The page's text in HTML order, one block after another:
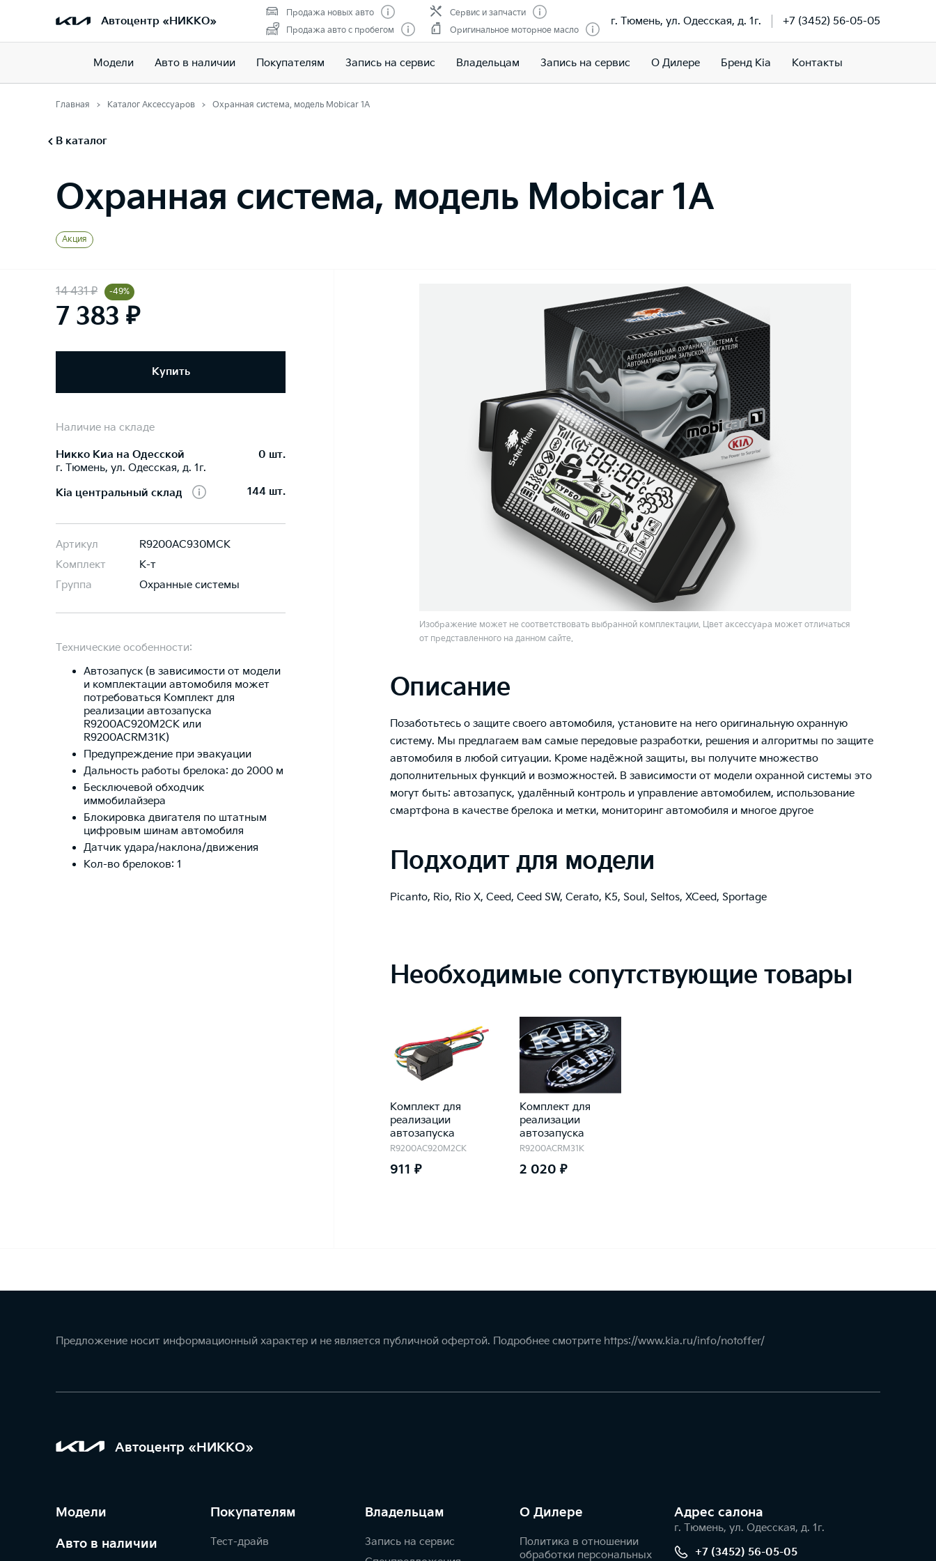
Автоцентр «НИККО»
Продажа новых авто
Продажа авто с пробегом
Сервис и запчасти
Оригинальное моторное масло
г. Тюмень, ул. Одесская, д. 1г. +7 (3452) 56-05-05
Модели Авто в наличии Покупателям Запись на сервис Владельцам Запись на сервис О Дилере Бренд Kia Контакты
Главная Каталог Аксессуаров Охранная система, модель Mobicar 1A
В каталог
Охранная система, модель Mobicar 1A
Акция
14 431 ₽ -49%
7 383 ₽
Купить
Наличие на складе
Никко Kиа на Одесской
г. Тюмень, ул. Одесская, д. 1г.
0 шт.
Kia центральный склад 144 шт.
Артикул
R9200AC930MCK
Комплект
К-т
Группа
Охранные системы
Технические особенности:
Автозапуск (в зависимости от модели
и комплектации автомобиля может
потребоваться Комплект для
реализации автозапуска
R9200AC920M2CK или
R9200ACRM31K)
Предупреждение при эвакуации
Дальность работы брелока: до 2000 м
Бесключевой обходчик
иммобилайзера
Блокировка двигателя по штатным
цифровым шинам автомобиля
Датчик удара/наклона/движения
Кол-во брелоков: 1
Изображение может не соответствовать выбранной комплектации. Цвет аксессуара может отличаться
от представленного на данном сайте.
Описание
Позаботьтесь о защите своего автомобиля, установите на него оригинальную охранную
систему. Мы предлагаем вам самые передовые разработки, решения и алгоритмы по защите
автомобиля в любой ситуации. Кроме надёжной защиты, вы получите множество
дополнительных функций и возможностей. В зависимости от модели охранной системы это
могут быть: автозапуск, удалённый контроль и управление автомобилем, использование
смартфона в качестве брелока и метки, мониторинг автомобиля и многое другое
Подходит для модели
Picanto, Rio, Rio X, Ceed, Ceed SW, Cerato, K5, Soul, Seltos, XCeed, Sportage
Необходимые сопутствующие товары
Комплект для
реализации
автозапуска
R9200AC920M2CK
911 ₽
Комплект для
реализации
автозапуска
R9200ACRM31K
2 020 ₽
Предложение носит информационный характер и не является публичной офертой. Подробнее смотрите https://www.kia.ru/info/notoffer/
Автоцентр «НИККО»
Модели
Авто в наличии
Покупателям
Тест-драйв
Владельцам
Запись на сервис
О Дилере
Политика в отношении
обработки персональных
Адрес салонa
г. Тюмень, ул. Одесская, д. 1г.
+7 (3452) 56-05-05